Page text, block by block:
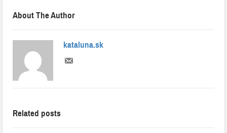
About The Author
kataluna.sk
Related posts